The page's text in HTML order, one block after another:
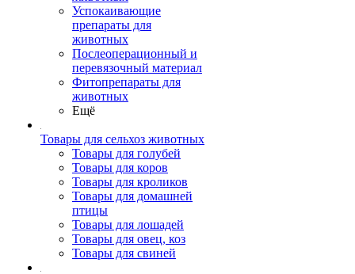
Успокаивающие
препараты для
животных
Послеоперационный и
перевязочный материал
Фитопрепараты для
животных
Ещё
Товары для сельхоз животных
Товары для голубей
Товары для коров
Товары для кроликов
Товары для домашней
птицы
Товары для лошадей
Товары для овец, коз
Товары для свиней